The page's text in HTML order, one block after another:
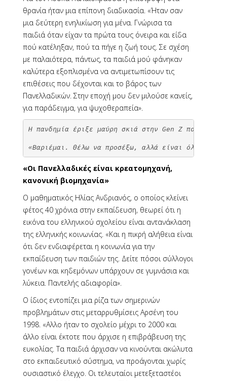
θρανία ήταν μια επίπονη διαδικασία. «Ήταν σαν
μια δεύτερη ενηλικίωση για μένα. Γνώρισα τα
παιδιά όταν είχαν τα πρώτα τους όνειρα και είδα
πού κατέληξαν, πού τα πήγε η ζωή τους. Σε σχέση
με παλαιότερα, πάντως, τα παιδιά μού φάνηκαν
καλύτερα εξοπλισμένα να αντιμετωπίσουν τις
επιθέσεις που δέχονται και το βάρος των
Πανελλαδικών. Στην εποχή μου δεν μιλούσε κανείς,
για παράδειγμα, για ψυχοθεραπεία».
Η πανδημία έριξε μαύρη σκιά στην Gen Z που
«Βαριέμαι. Θέλω να προσέξω, αλλά είναι όλα τόσο
«Οι Πανελλαδικές είναι κρεατομηχανή,
κανονική βιομηχανία»
Ο μαθηματικός Ηλίας Ανδριανός, ο οποίος κλείνει
φέτος 40 χρόνια στην εκπαίδευση, θεωρεί ότι η
εικόνα του ελληνικού σχολείου είναι αντανάκλαση
της ελληνικής κοινωνίας. «Και η πικρή αλήθεια είναι
ότι δεν ενδιαφέρεται η κοινωνία για την
εκπαίδευση των παιδιών της. Δείτε πόσοι σύλλογοι
γονέων και κηδεμόνων υπάρχουν σε γυμνάσια και
λύκεια. Παντελής αδιαφορία».
Ο ίδιος εντοπίζει μια ρίζα των σημερινών
προβλημάτων στις μεταρρυθμίσεις Αρσένη του
1998. «Αλλο ήταν το σχολείο μέχρι το 2000 και
άλλο είναι έκτοτε που άρχισε η επιβράβευση της
ευκολίας. Τα παιδιά άρχισαν να κινούνται ακώλυτα
στο εκπαιδευτικό σύστημα, να προάγονται χωρίς
ουσιαστικό έλεγχο. Οι τελευταίοι μετεξεταστέοι